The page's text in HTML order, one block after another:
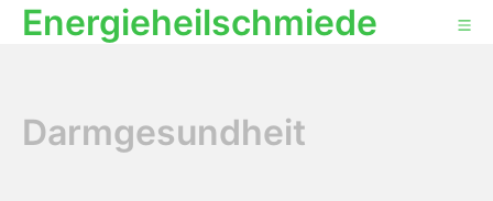
Energieheilschmiede
Darmgesundheit